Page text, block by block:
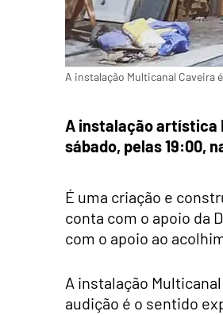
A instalação Multicanal Caveira
A instalação artística
sábado, pelas 19:00,
É uma criação e
conta com o apoio da
com o apoio ao
A instalação
audição é o sentido